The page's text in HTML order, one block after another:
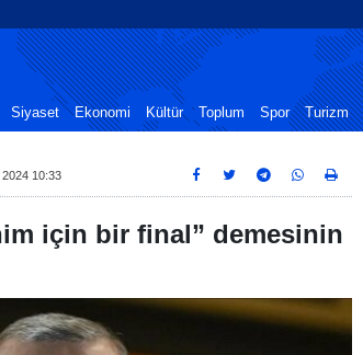
Siyaset Ekonomi Kültür Toplum Spor Turizm
2024 10:33
için bir final” demesinin